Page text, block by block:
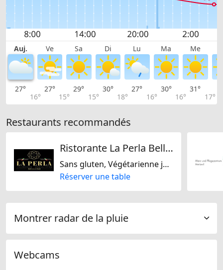
Auj. Ve Sa Di Lu Ma Me
27°
16°
27°
15°
29°
15°
30°
18°
27°
16°
30°
16°
31°
17°
Restaurants recommandés
Ristorante La Perla Belluno
Sans gluten, Végétarienne jaïn, Sans lactose, Italienne
Réserver une table
Montrer radar de la pluie
Webcams